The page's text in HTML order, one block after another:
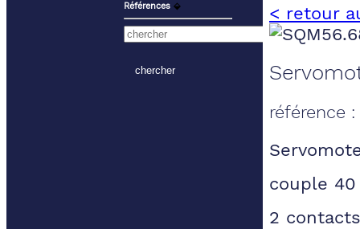
Références ⬙ < retour
référence :
couple
2